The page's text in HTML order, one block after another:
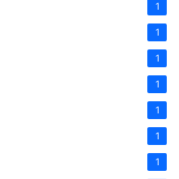
1
1
1
1
1
1
1